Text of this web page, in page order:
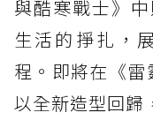
與酷寒戰士》
生活的掙扎，
程。即將在《
以全新造型回歸